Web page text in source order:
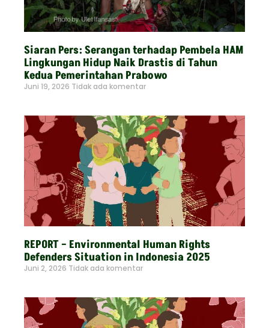
Siaran Pers: Serangan terhadap Pembela HAM
Lingkungan Hidup Naik Drastis di Tahun
Kedua Pemerintahan Prabowo
Juni 19, 2026 Tidak ada komentar
REPORT – Environmental Human Rights
Defenders Situation in Indonesia 2025
Juni 2, 2026 Tidak ada komentar